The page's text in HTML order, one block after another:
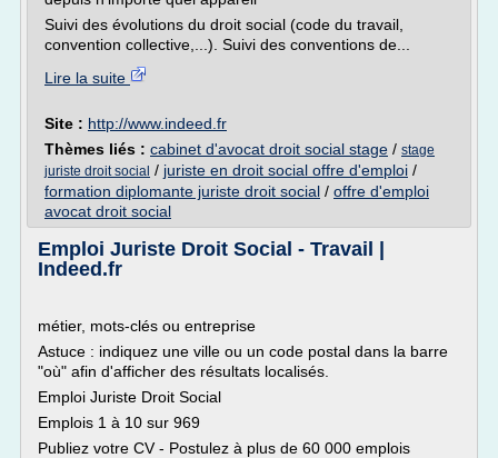
Suivi des évolutions du droit social (code du travail,
convention collective,...). Suivi des conventions de...
Lire la suite
Site : http://www.indeed.fr
Thèmes liés : cabinet d'avocat droit social stage / stage
juriste droit social / juriste en droit social offre d'emploi /
formation diplomante juriste droit social / offre d'emploi
avocat droit social
Emploi Juriste Droit Social - Travail |
Indeed.fr
métier, mots-clés ou entreprise
Astuce : indiquez une ville ou un code postal dans la barre
"où" afin d'afficher des résultats localisés.
Emploi Juriste Droit Social
Emplois 1 à 10 sur 969
Publiez votre CV - Postulez à plus de 60 000 emplois